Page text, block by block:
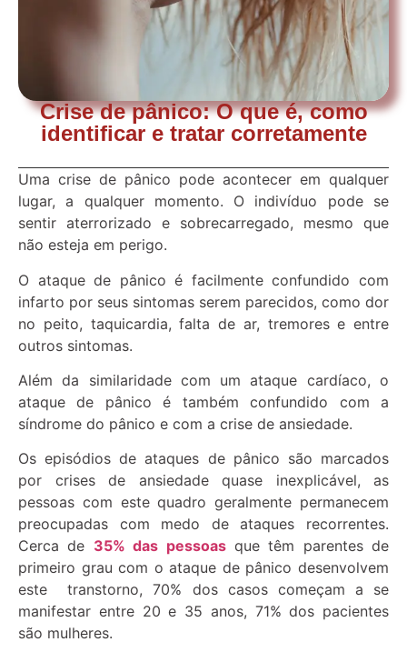
Crise de pânico: O que é, como
identificar e tratar corretamente
Uma crise de pânico pode acontecer em qualquer
lugar, a qualquer momento. O indivíduo pode se
sentir aterrorizado e sobrecarregado, mesmo que
não esteja em perigo.
O ataque de pânico é facilmente confundido com
infarto por seus sintomas serem parecidos, como dor
no peito, taquicardia, falta de ar, tremores e entre
outros sintomas.
Além da similaridade com um ataque cardíaco, o
ataque de pânico é também confundido com a
síndrome do pânico e com a crise de ansiedade.
Os episódios de ataques de pânico são marcados
por crises de ansiedade quase inexplicável, as
pessoas com este quadro geralmente permanecem
preocupadas com medo de ataques recorrentes.
Cerca de 35% das pessoasque têm parentes de
primeiro grau com o ataque de pânico desenvolvem
este transtorno, 70% dos casos começam a se
manifestar entre 20 e 35 anos, 71% dos pacientes
são mulheres.